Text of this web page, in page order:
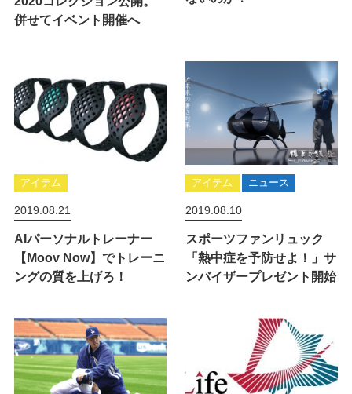
併せてイベント開催へ
アイテム
2019.08.21
AIパーソナルトレーナー
【Moov Now】でトレーニ
ングの質を上げろ！
アイテム ニュース
2019.08.10
スポーツファンリュック
「熱中症を予防せよ！」サ
ンバイザープレゼント開始